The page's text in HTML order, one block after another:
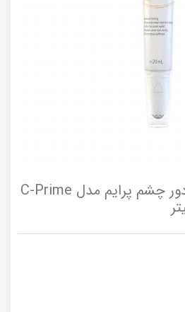
ژل کرم سفت کننده دور چشم پرایم مدل C-Prime